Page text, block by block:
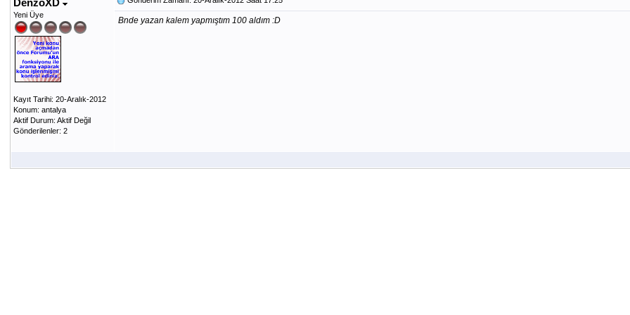
DenzoXD
Yeni Üye
Kayıt Tarihi: 20-Aralık-2012
Konum: antalya
Aktif Durum: Aktif Değil
Gönderilenler: 2
Bnde yazan kalem yapmıştım 100 aldım :D